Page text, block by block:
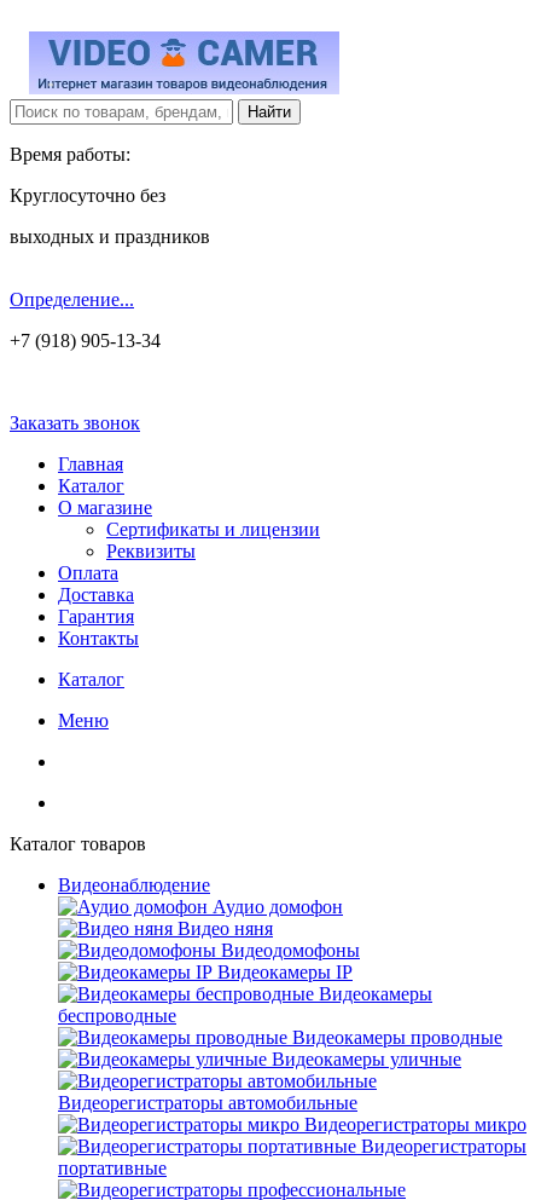
Время работы:
Круглосуточно без
выходных и праздников
Определение...
+7 (918) 905-13-34
Заказать звонок
Главная
Каталог
О магазине
Сертификаты и лицензии
Реквизиты
Оплата
Доставка
Гарантия
Контакты
Каталог
Меню
Каталог товаров
Видеонаблюдение
Аудио домофон
Видео няня
Видеодомофоны
Видеокамеры IP
Видеокамеры
беспроводные
Видеокамеры проводные
Видеокамеры уличные
Видеорегистраторы автомобильные
Видеорегистраторы микро
Видеорегистраторы
портативные